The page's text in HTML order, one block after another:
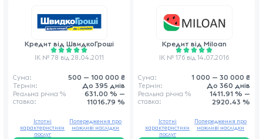
Кредит від ШвидкоГроші
ІК № 78 від 28.04.2011
Сума: 500 — 100 000 ₴
Термін: До 395 днів
Реальна річна %
ставка:
631.00 % —
11016.79 %
Істотні
характеристики
послуг
Попередження про
можливі наслідки
Кредит від Miloan
ІК № 176 від 14.07.2016
Сума: 1 000 — 30 000 ₴
Термін: До 360 днів
Реальна річна %
ставка:
1411.91 % —
2920.43 %
Істотні
характеристики
послуг
Попередження про
можливі наслідки